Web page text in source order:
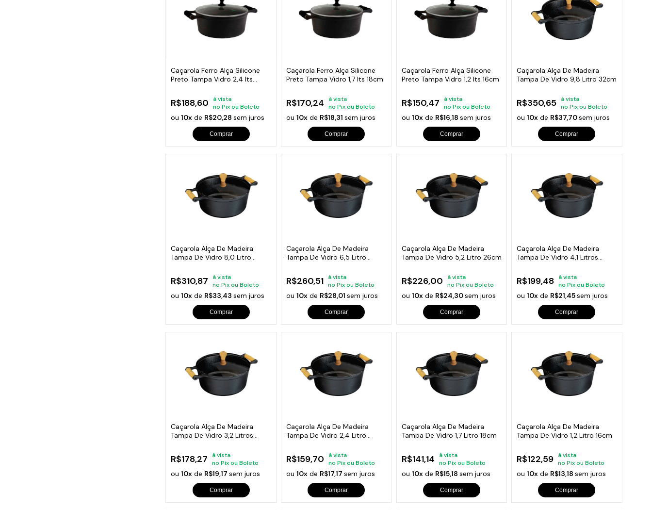
Caçarola Ferro Alça Silicone
Preto Tampa Vidro 2,4 lts
R$188,60
à vista
no Pix ou Boleto
ou10x de R$20,28sem juros
Comprar
Caçarola Ferro Alça Silicone
Preto Tampa Vidro 1,7 lts 18cm
R$170,24
à vista
no Pix ou Boleto
ou10x de R$18,31sem juros
Comprar
Caçarola Ferro Alça Silicone
Preto Tampa Vidro 1,2 lts 16cm
R$150,47
à vista
no Pix ou Boleto
ou 10xde R$16,18 sem juros
Comprar
Caçarola Alça De Madeira
Tampa De Vidro 9,8 Litro 32cm
R$350,65
à vista
no Pix ou Boleto
ou10x de R$37,70sem juros
Comprar
Caçarola Alça De Madeira
Tampa De Vidro 8,0 Litro
R$310,87
à vista
no Pix ou Boleto
ou10x de R$33,43sem juros
Comprar
Caçarola Alça De Madeira
Tampa De Vidro 6,5 Litro
R$260,51
à vista
no Pix ou Boleto
ou10x de R$28,01sem juros
Comprar
Caçarola Alça De Madeira
Tampa De Vidro 5,2 Litro 26cm
R$226,00
à vista
no Pix ou Boleto
ou 10xde R$24,30sem juros
Comprar
Caçarola Alça De Madeira
Tampa De Vidro 4,1 Litros
R$199,48
à vista
no Pix ou Boleto
ou10x de R$21,45sem juros
Comprar
Caçarola Alça De Madeira
Tampa De Vidro 3,2 Litros
R$178,27
à vista
no Pix ou Boleto
ou10x de R$19,17sem juros
Comprar
Caçarola Alça De Madeira
Tampa De Vidro 2,4 Litro
R$159,70
à vista
no Pix ou Boleto
ou10x de R$17,17sem juros
Comprar
Caçarola Alça De Madeira
Tampa De Vidro 1,7 Litro 18cm
R$141,14
à vista
no Pix ou Boleto
ou 10xde R$15,18 sem juros
Comprar
Caçarola Alça De Madeira
Tampa De Vidro 1,2 Litro 16cm
R$122,59
à vista
no Pix ou Boleto
ou10x de R$13,18sem juros
Comprar